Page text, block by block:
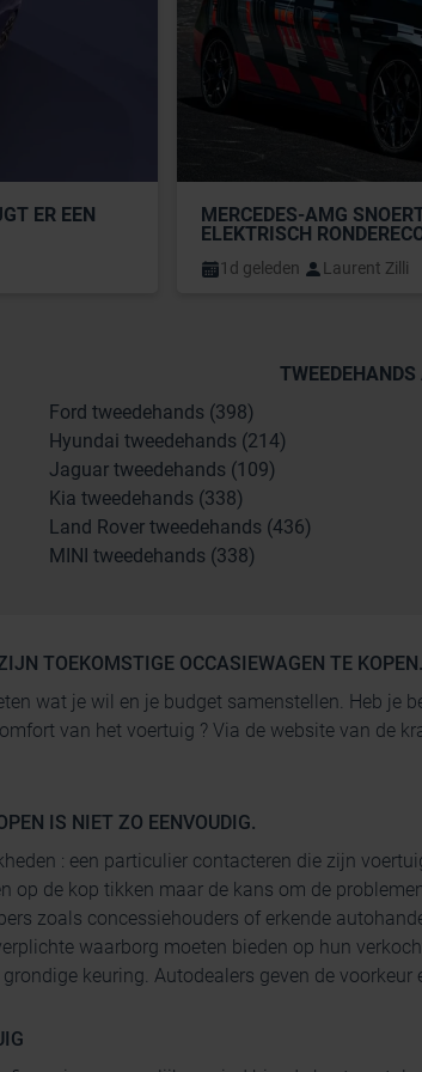
ER EEN
MERCEDES-AMG
ELEKTRISCH
1d geleden Laurent Zilli
Ford tweedehands (398)
Hyundai tweedehands (214)
Jaguar tweedehands (109)
Kia tweedehands (338)
Land Rover tweedehands (436)
MINI tweedehands (338)
TOEKOMSTIGE OCCASIEWAGEN TE KOPEN.
wat je wil en je budget samenstellen. Heb je
van het voertuig ? Via de website van de
IS NIET ZO EENVOUDIG.
: een particulier contacteren die zijn
op de kop tikken maar de kans om de
zoals concessiehouders of erkende
waarborg moeten bieden op hun
keuring. Autodealers geven de